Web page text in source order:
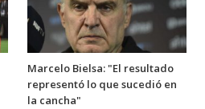
Marcelo Bielsa: "El resultado
representó lo que sucedió en
la cancha"